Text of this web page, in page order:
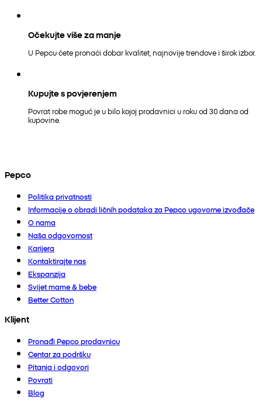
Očekujte više za manje
U Pepcu ćete pronaći dobar kvalitet, najnovije trendove i širok izbor.
Kupujte s povjerenjem
Povrat robe moguć je u bilo kojoj prodavnici u roku od 30 dana od
kupovine.
Pepco
Politika privatnosti
Informacije o obradi ličnih podataka za Pepco ugovorne izvođače
O nama
Naša odgovornost
Karijera
Kontaktirajte nas
Ekspanzija
Svijet mame & bebe
Better Cotton
Klijent
Pronađi Pepco prodavnicu
Centar za podršku
Pitanja i odgovori
Povrati
Blog